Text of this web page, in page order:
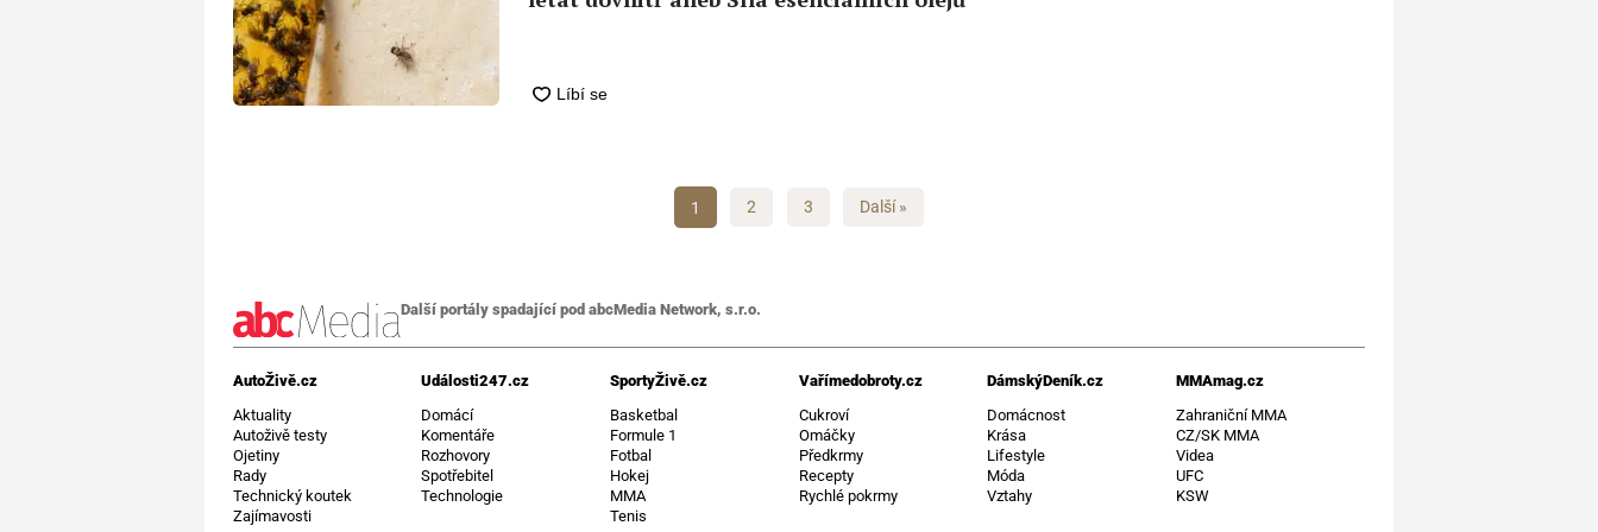
1 2 3 Další »
Další portály spadající pod abcMedia Network, s.r.o.
AutoŽivě.cz
Aktuality
Autoživě testy
Ojetiny
Rady
Technický koutek
Zajímavosti
Události247.cz
Domácí
Komentáře
Rozhovory
Spotřebitel
Technologie
SportyŽivě.cz
Basketbal
Formule 1
Fotbal
Hokej
MMA
Tenis
Vařímedobroty.cz
Cukroví
Omáčky
Předkrmy
Recepty
Rychlé pokrmy
DámskýDeník.cz
Domácnost
Krása
Lifestyle
Móda
Vztahy
MMAmag.cz
Zahraniční MMA
CZ/SK MMA
Videa
UFC
KSW